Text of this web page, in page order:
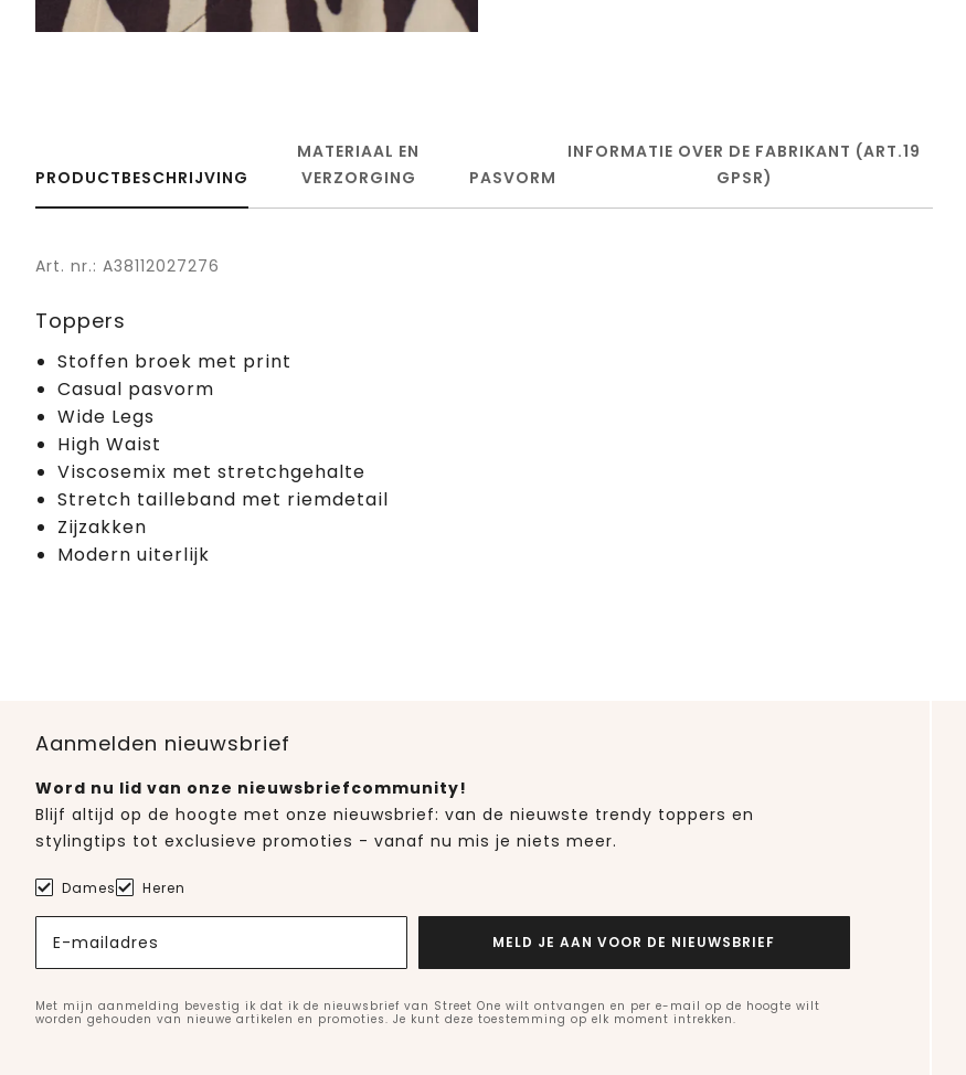
PRODUCTBESCHRIJVING
MATERIAAL EN
VERZORGING
PASVORM
INFORMATIE OVER DE FABRIKANT (ART.19
GPSR)
Art. nr.: A38112027276
Toppers
Stoffen broek met print
Casual pasvorm
Wide Legs
High Waist
Viscosemix met stretchgehalte
Stretch tailleband met riemdetail
Zijzakken
Modern uiterlijk
Aanmelden nieuwsbrief
Word nu lid van onze nieuwsbriefcommunity!
Blijf altijd op de hoogte met onze nieuwsbrief: van de nieuwste trendy toppers en
stylingtips tot exclusieve promoties - vanaf nu mis je niets meer.
Dames Heren
E-mailadres MELD JE AAN VOOR DE NIEUWSBRIEF
Met mijn aanmelding bevestig ik dat ik de nieuwsbrief van Street One wilt ontvangen en per e-mail op de hoogte wilt
worden gehouden van nieuwe artikelen en promoties. Je kunt deze toestemming op elk moment intrekken.